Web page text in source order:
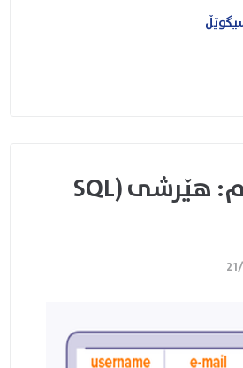
هێرشی (SQL Injection) – بەشی یەکەم: هێرشی (SQL